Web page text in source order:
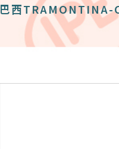
巴西TRAMONTINA-